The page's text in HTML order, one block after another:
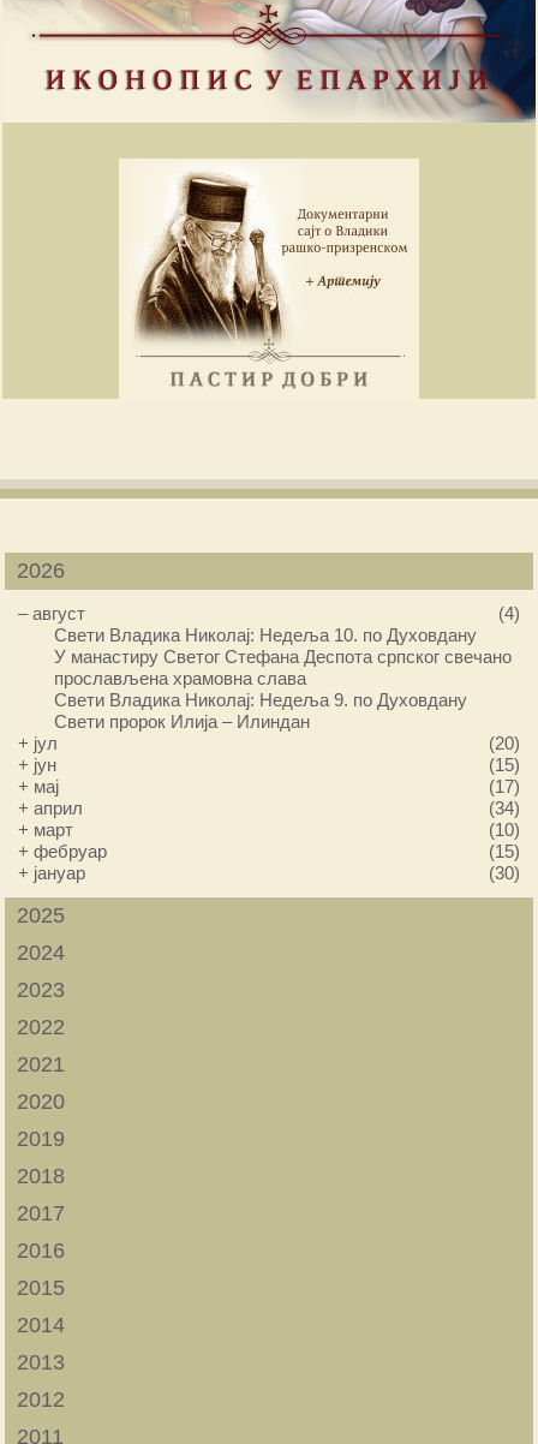
2026
–август
(4)
Свети Владика Николај: Недеља 10. по Духовдану
У манастиру Светог Стефана Деспота српског свечано
прослављена храмовна слава
Свети Владика Николај: Недеља 9. по Духовдану
Свети пророк Илија – Илиндан
+ јул
(20)
+ јун
(15)
+ мај
(17)
+април
(34)
+ март
(10)
+фебруар
(15)
+ јануар (30)
2025
2024
2023
2022
2021
2020
2019
2018
2017
2016
2015
2014
2013
2012
2011